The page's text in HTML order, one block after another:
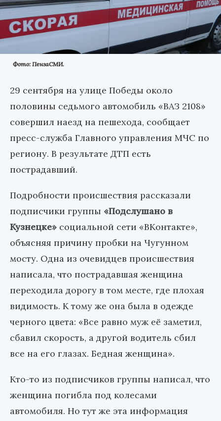
Фото: ПензаСМИ.
29 сентября на улице Победы около
половины седьмого автомобиль «ВАЗ 2108»
совершил наезд на пешехода, сообщает
пресс-служба Главного управления МЧС по
региону. В результате ДТП есть
пострадавший.
Подробности происшествия рассказали
подписчики группы «Подслушано в
Кузнецке» социальной сети «ВКонтакте»,
объясняя причину пробки на Чугунном
мосту. Одна из очевидцев происшествия
написала, что пострадавшая женщина
переходила дорогу в том месте, где плохая
видимость. К тому же она была в одежде
черного цвета: «Все равно муж её заметил,
сбавил скорость, а другой водитель сбил
все на его глазах. Бедная женщина».
Кто-то из подписчиков группы написал, что
женщина погибла под колесами
автомобиля. Но тут же эта информация